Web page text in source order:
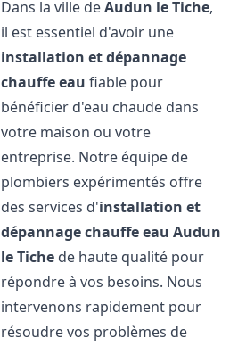
Dans la ville deAudun le Tiche,
il est essentiel d'avoir une
installation et dépannage
chauffe eau fiable pour
bénéficier d'eau chaude dans
votre maison ou votre
entreprise. Notre équipe de
plombiers expérimentés offre
des services d'installation et
dépannage chauffe eau Audun
le Tiche de haute qualité pour
répondre à vos besoins. Nous
intervenons rapidement pour
résoudre vos problèmes de